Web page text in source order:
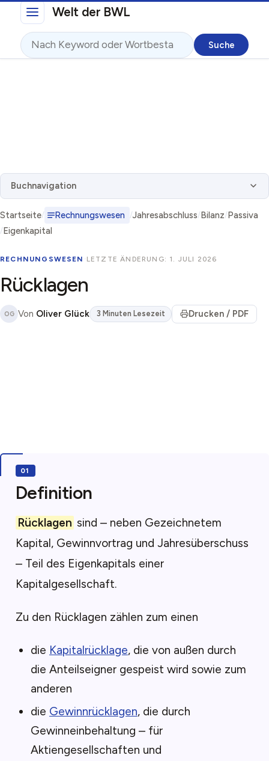
Direkt zum InhaltWelt der BWL
Suche
Buchnavigation
Startseite Rechnungswesen Jahresabschluss Bilanz Passiva
Eigenkapital
RECHNUNGSWESEN · LETZTE ÄNDERUNG: 1. JULI 2026
Rücklagen
OG Von Oliver Glück 3 Minuten Lesezeit Drucken / PDF
Definition
Rücklagen sind – neben Gezeichnetem
Kapital, Gewinnvortrag und Jahresüberschuss
– Teil des Eigenkapitals einer
Kapitalgesellschaft.
Zu den Rücklagen zählen zum einen
die Kapitalrücklage, die von außen durch
die Anteilseigner gespeist wird sowie zum
anderen
die Gewinnrücklagen, die durch
Gewinneinbehaltung – für
Aktiengesellschaften und